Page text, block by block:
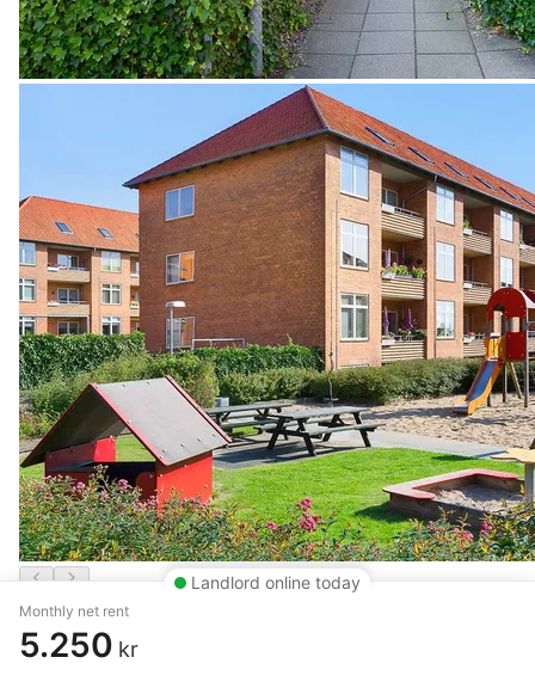
Landlord online today
Monthly net rent
5.250 kr
3 rm. apartment of 78 m²